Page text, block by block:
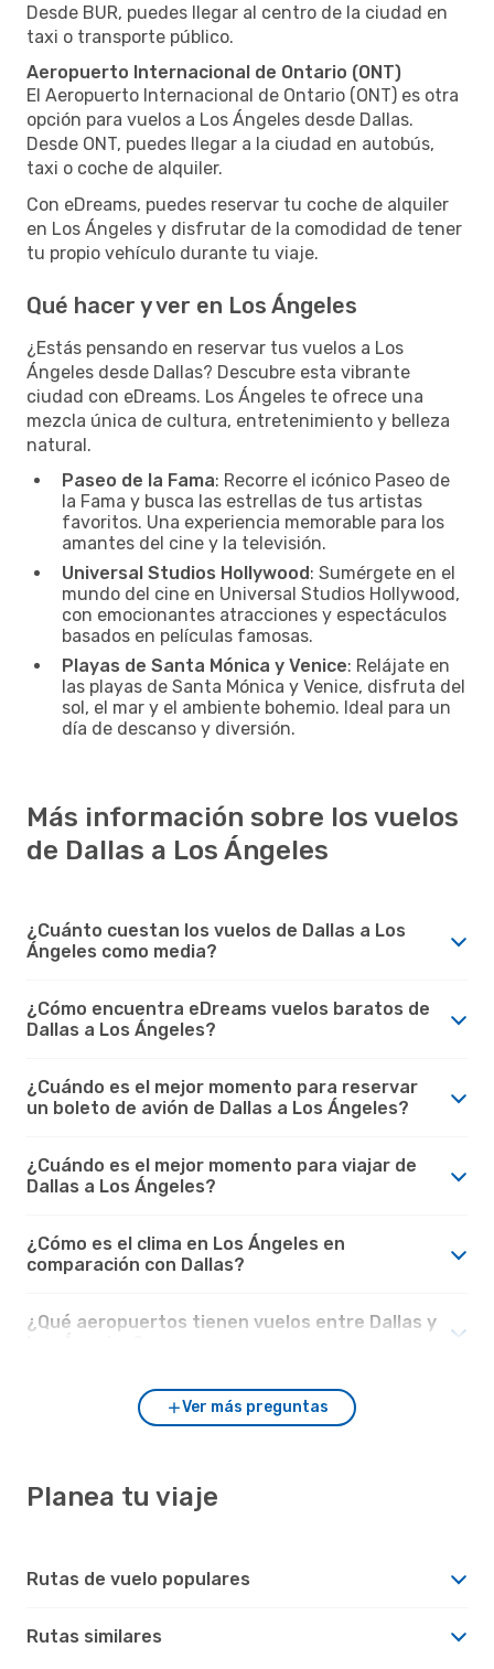
Desde BUR, puedes llegar al centro de la ciudad en
taxi o transporte público.
Aeropuerto Internacional de Ontario (ONT)
El Aeropuerto Internacional de Ontario (ONT) es otra
opción para vuelos a Los Ángeles desde Dallas.
Desde ONT, puedes llegar a la ciudad en autobús,
taxi o coche de alquiler.
Con eDreams, puedes reservar tu coche de alquiler
en Los Ángeles y disfrutar de la comodidad de tener
tu propio vehículo durante tu viaje.
Qué hacer y ver en Los Ángeles
¿Estás pensando en reservar tus vuelos a Los
Ángeles desde Dallas? Descubre esta vibrante
ciudad con eDreams. Los Ángeles te ofrece una
mezcla única de cultura, entretenimiento y belleza
natural.
Paseo de la Fama: Recorre el icónico Paseo de
la Fama y busca las estrellas de tus artistas
favoritos. Una experiencia memorable para los
amantes del cine y la televisión.
Universal Studios Hollywood: Sumérgete en el
mundo del cine en Universal Studios Hollywood,
con emocionantes atracciones y espectáculos
basados en películas famosas.
Playas de Santa Mónica y Venice: Relájate en
las playas de Santa Mónica y Venice, disfruta del
sol, el mar y el ambiente bohemio. Ideal para un
día de descanso y diversión.
Más información sobre los vuelos
de Dallas a Los Ángeles
¿Cuánto cuestan los vuelos de Dallas a Los
Ángeles como media?
¿Cómo encuentra eDreams vuelos baratos de
Dallas a Los Ángeles?
¿Cuándo es el mejor momento para reservar
un boleto de avión de Dallas a Los Ángeles?
¿Cuándo es el mejor momento para viajar de
Dallas a Los Ángeles?
¿Cómo es el clima en Los Ángeles en
comparación con Dallas?
¿Qué aeropuertos tienen vuelos entre Dallas y
Ver más preguntas
Planea tu viaje
Rutas de vuelo populares
Rutas similares